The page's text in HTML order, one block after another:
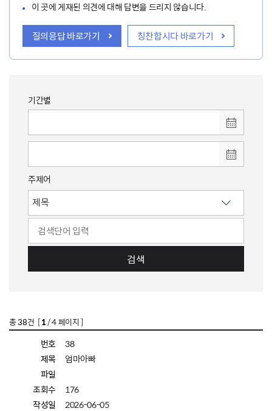
이 곳에 게재된 의견에 대해 답변을 드리지 않습니다.
질의응답 바로가기 칭찬합시다 바로가기
기간별
주제어
검색
총38건 [1/ 4 페이지 ]
번호
38
제목
엄마아빠
파일
조회수
176
작성일
2026-06-05